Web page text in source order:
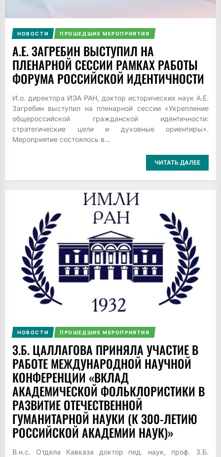
НОВОСТИ ПРОШЕДШИЕ МЕРОПРИЯТИЯ
А.Е. ЗАГРЕБИН ВЫСТУПИЛ НА
ПЛЕНАРНОЙ СЕССИИ РАМКАХ РАБОТЫ
ФОРУМА РОССИЙСКОЙ ИДЕНТИЧНОСТИ
И.о. директора ИЭА РАН, доктор исторических наук А.Е.
Загребин выступил на пленарной сессии «Укрепление
общероссийской гражданской идентичности:
стратегические цели и духовные ориентиры».
Мероприятие состоялось в...
ЧИТАТЬ ДАЛЕЕ
НОВОСТИ ПРОШЕДШИЕ МЕРОПРИЯТИЯ
З.Б. ЦАЛЛАГОВА ПРИНЯЛА УЧАСТИЕ В
РАБОТЕ МЕЖДУНАРОДНОЙ НАУЧНОЙ
КОНФЕРЕНЦИИ «ВКЛАД
АКАДЕМИЧЕСКОЙ ФОЛЬКЛОРИСТИКИ В
РАЗВИТИЕ ОТЕЧЕСТВЕННОЙ
ГУМАНИТАРНОЙ НАУКИ (К 300-ЛЕТИЮ
РОССИЙСКОЙ АКАДЕМИИ НАУК)»
В.н.с. Отдела Кавказа доктор пед. наук, проф. З.Б.